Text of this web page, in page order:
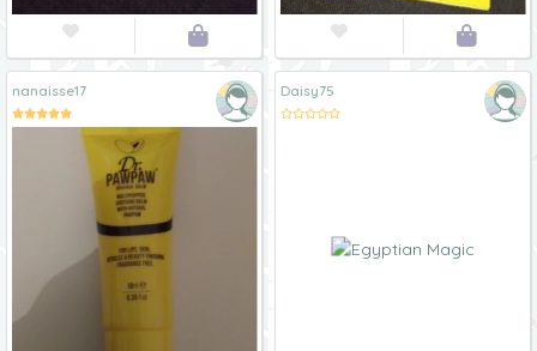
   
nanaisse17 Daisy75